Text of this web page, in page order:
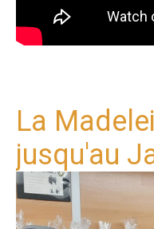
La
jusqu'au